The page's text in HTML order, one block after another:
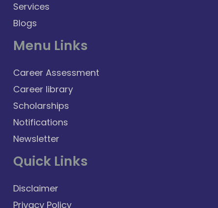
Services
Blogs
Menu Links
Career Assessment
Career library
Scholarships
Notifications
Newsletter
Quick Links
Disclaimer
Privacy Policy